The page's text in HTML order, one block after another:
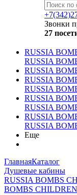
Звонки
27
RUSSIA
RUSSIA
RUSSIA
RUSSIA
RUSSIA
RUSSIA
RUSSIA
RUSSIA
RUSSIA
Еще
ГлавнаяКаталог
Душевые кабины
RUSSIA BOMBS
BOMBS